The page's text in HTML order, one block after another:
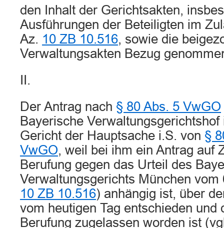
den Inhalt der Gerichtsakten,
Ausführungen der Beteiligten im
Az. 10 ZB 10.516, sowie die
Verwaltungsakten Bezug
II.
Der Antrag nach § 80 Abs. 5 VwGO
Bayerische
Gericht der Hauptsache i.S. von §
VwGO, weil bei ihm ein Antrag auf
Berufung gegen das Urteil des
Verwaltungsgerichts München vom
10 ZB 10.516) anhängig ist, über
vom heutigen Tag entschieden und
Berufung zugelassen worden ist